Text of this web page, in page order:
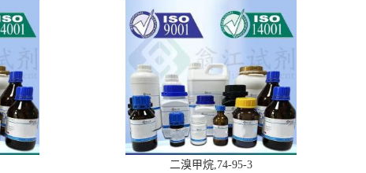
二溴甲烷,74-95-3